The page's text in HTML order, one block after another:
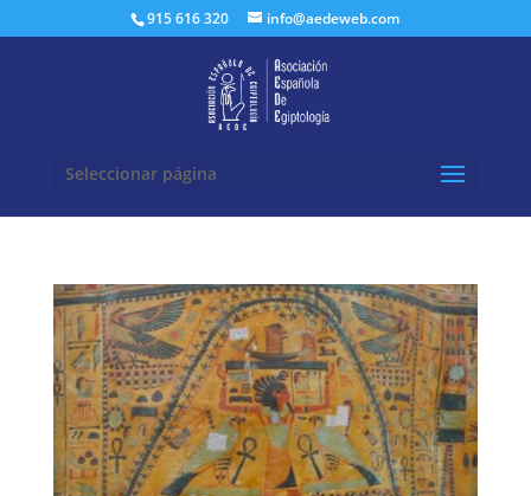
915 616 320 info@aedeweb.com
Seleccionar página